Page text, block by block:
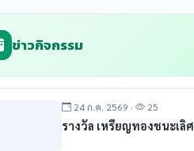
ข่าวกิจกรรม
24 ก.ค. 2569 · 25
รางวัล เหรียญทองชนะเลิศ